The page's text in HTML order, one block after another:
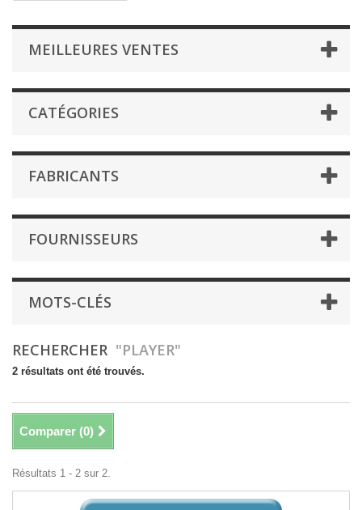
MEILLEURES VENTES
CATÉGORIES
FABRICANTS
FOURNISSEURS
MOTS-CLÉS
RECHERCHER "PLAYER"
2 résultats ont été trouvés.
Comparer (0)
Résultats 1 - 2 sur 2.